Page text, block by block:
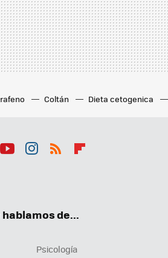
Coltán Dieta cetogenica
de...
Psicología